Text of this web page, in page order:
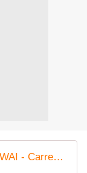
DANS TOUS CES ÉTATS : N°28 HAWAI - Carrement Patch